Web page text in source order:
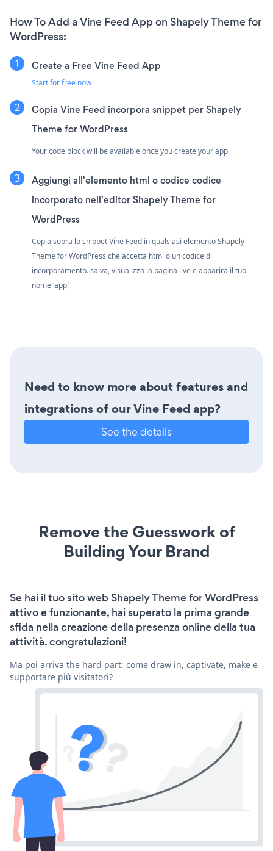
How To Add a Vine Feed App on Shapely Theme for
WordPress:
Create a Free Vine Feed App
Start for free now
Copia Vine Feed incorpora snippet per Shapely
Theme for WordPress
Your code block will be available once you create your app
Aggiungi all'elemento html o codice codice
incorporato nell'editor Shapely Theme for
WordPress
Copia sopra lo snippet Vine Feed in qualsiasi elemento Shapely
Theme for WordPress che accetta html o un codice di
incorporamento. salva, visualizza la pagina live e apparirà il tuo
nome_app!
Need to know more about features and
integrations of our Vine Feed app?
See the details
Remove the Guesswork of
Building Your Brand
Se hai il tuo sito web Shapely Theme for WordPress
attivo e funzionante, hai superato la prima grande
sfida nella creazione della presenza online della tua
attività. congratulazioni!
Ma poi arriva the hard part: come draw in, captivate, make e
supportare più visitatori?